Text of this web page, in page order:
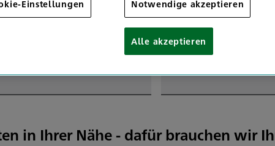
E-Mail
in Ihrer Nähe - dafür brauchen wir
Einstellungen Notwendige akzeptieren
Alle akzeptieren